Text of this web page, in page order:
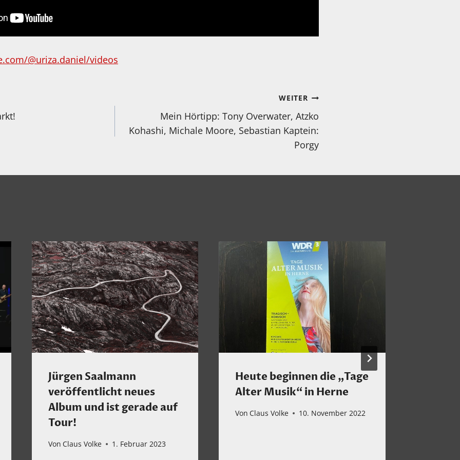
@uriza.daniel/videos
WEITER
Mein Hörtipp: Tony Overwater, Atzko
Kohashi, Michale Moore, Sebastian Kaptein:
Porgy
Jürgen Saalmann
veröffentlicht neues
Album und ist gerade auf
Tour!
Von Claus Volke 1. Februar 2023
Heute beginnen die „Tage
Alter Musik“ in Herne
Von Claus Volke 10. November 2022